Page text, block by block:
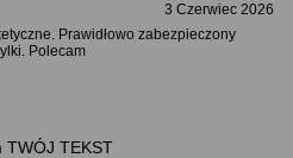
3 Czerwiec 2026
Prawidłowo zabezpieczony
Polecam
TWÓJ TEKST